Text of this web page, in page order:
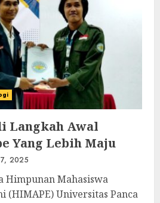
Langkah Awal
Yang Lebih Maju
2025
Himpunan Mahasiswa
(HIMAPE) Universitas Panca